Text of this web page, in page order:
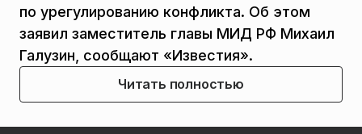
по урегулированию конфликта. Об этом
заявил заместитель главы МИД РФ Михаил
Галузин, сообщают «Известия».
Читать полностью